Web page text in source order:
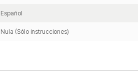
Español
Nula (Sólo instrucciones)